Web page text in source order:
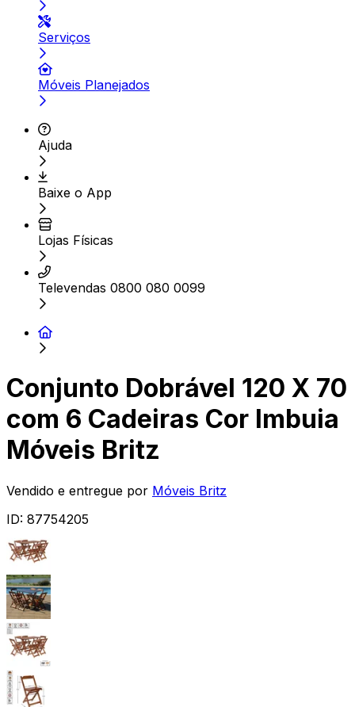
Serviços
Móveis Planejados
Ajuda
Baixe o App
Lojas Físicas
Televendas 0800 080 0099
Conjunto Dobrável 120 X 70
com 6 Cadeiras Cor Imbuia
Móveis Britz
Vendido e entregue por Móveis Britz
ID: 87754205